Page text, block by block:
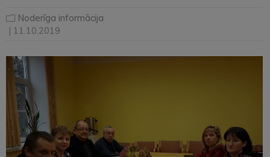
Noderīga informācija
| 11.10.2019